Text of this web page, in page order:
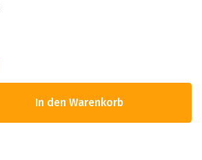
In den Warenkorb